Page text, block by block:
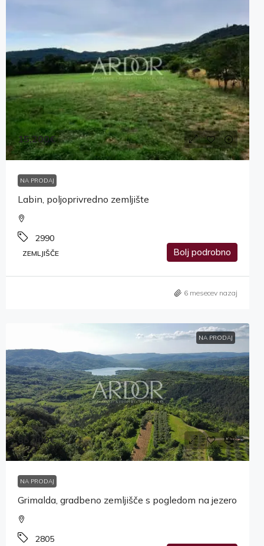
15,200€
NA PRODAJ
Labin, poljoprivredno zemljište
2990
ZEMLJIŠČE Bolj podrobno
6 mesecev nazaj
NA PRODAJ
85,000€
NA PRODAJ
Grimalda, gradbeno zemljišče s pogledom na jezero
2805